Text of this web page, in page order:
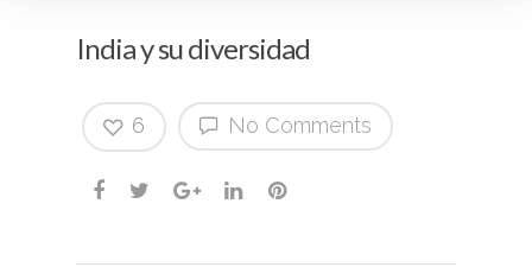
India y su diversidad
No Comments
6